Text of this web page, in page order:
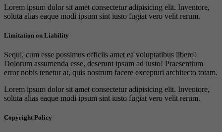
Lorem ipsum dolor sit amet consectetur adipisicing elit. Inventore,
soluta alias eaque modi ipsum sint iusto fugiat vero velit rerum.
Limitation on Liability
Sequi, cum esse possimus officiis amet ea voluptatibus libero!
Dolorum assumenda esse, deserunt ipsum ad iusto! Praesentium
error nobis tenetur at, quis nostrum facere excepturi architecto totam.
Lorem ipsum dolor sit amet consectetur adipisicing elit. Inventore,
soluta alias eaque modi ipsum sint iusto fugiat vero velit rerum.
Copyright Policy